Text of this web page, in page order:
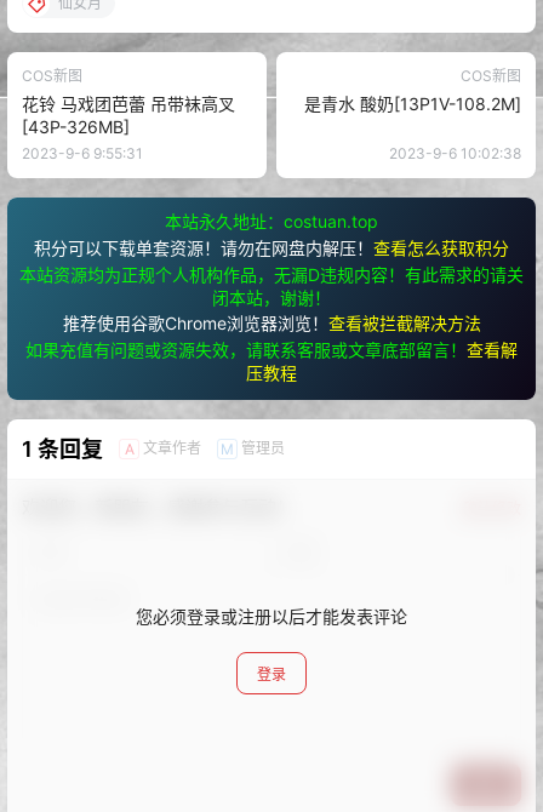
COS新图
花铃 马戏团芭蕾 吊带袜高叉
[43P-326MB]
2023-9-6 9:55:31
COS新图
是青水 酸奶[13P1V-108.2M]
2023-9-6 10:02:38
本站永久地址：costuan.top
积分可以下载单套资源！请勿在网盘内解压！ 查看怎么获取积分
本站资源均为正规个人机构作品，无漏D违规内容！有此需求的请关
闭本站，谢谢！
推荐使用谷歌Chrome浏览器浏览！ 查看被拦截解决方法
如果充值有问题或资源失效，请联系客服或文章底部留言！ 查看解
压教程
1 条回复 A 文章作者 M 管理员
您必须登录或注册以后才能发表评论
登录